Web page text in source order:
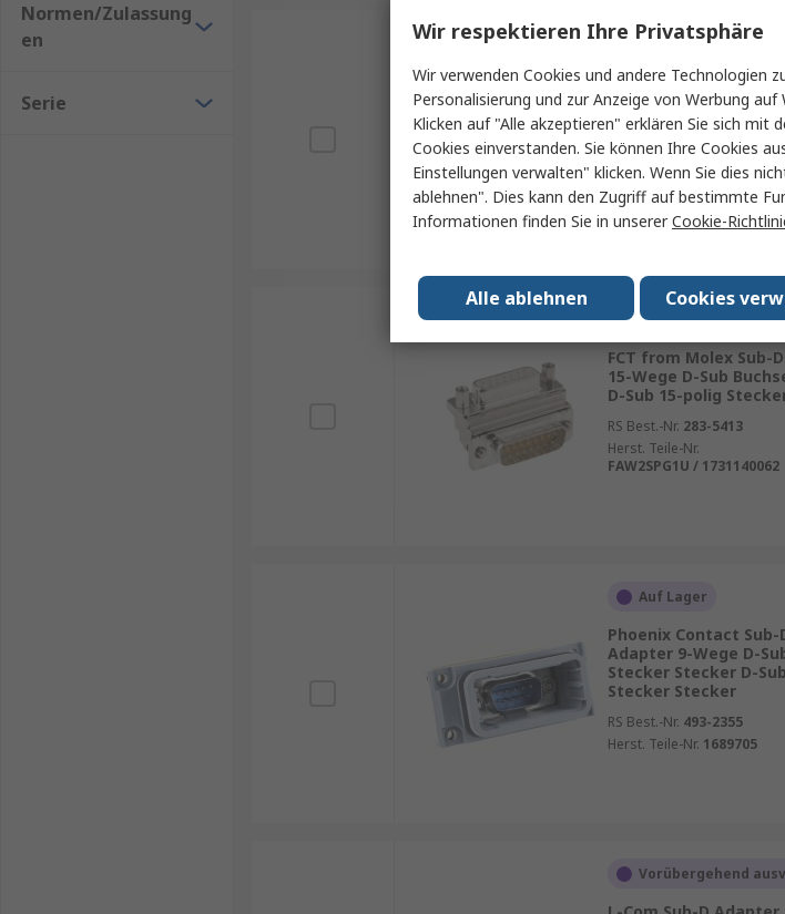
Normen/Zulassung
en
Serie
Auf Lager
Neutrik Sub-D
Wege D-Sub Buchse
Sub 15-polig Buchse
RS Best.-Nr.121-7007
Herst. Teile-Nr.NADB15FF-
Auf Lager
FCT from Molex Sub-
15-Wege D-Sub
D-Sub 15-polig
RS Best.-Nr. 283-5413
Herst. Teile-Nr.
FAW2SPG1U / 1731140062
Auf Lager
Phoenix Contact Sub-
Adapter 9-Wege D-
Stecker Stecker D-
Stecker Stecker
RS Best.-Nr. 493-2355
Herst. Teile-Nr. 1689705
Vorübergehend
Wir respektieren Ihre Privatsphäre
Wir verwenden Cookies und andere Technologien
Personalisierung und zur Anzeige von Werbung
Klicken auf "Alle akzeptieren" erklären Sie sich mit
Cookies einverstanden. Sie können Ihre Cookies
Einstellungen verwalten" klicken. Wenn Sie dies
ablehnen". Dies kann den Zugriff auf bestimmte
Informationen finden Sie in unsererCookie-
Cookies
Alle ablehnen